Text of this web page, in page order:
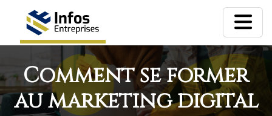
Comment se former
au marketing digital